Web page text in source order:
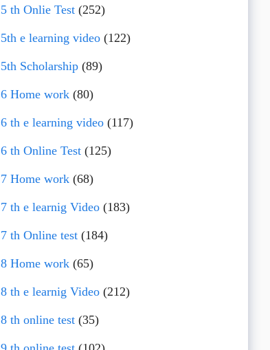
5 th Onlie Test(252)
5th e learning video(122)
5th Scholarship(89)
6 Home work(80)
6 th e learning video(117)
6 th Online Test(125)
7 Home work(68)
7 th e learnig Video(183)
7 th Online test(184)
8 Home work(65)
8 th e learnig Video(212)
8 th online test(35)